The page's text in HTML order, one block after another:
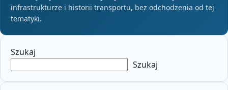
infrastrukturze i historii transportu, bez odchodzenia od tej
tematyki.
Szukaj
Szukaj